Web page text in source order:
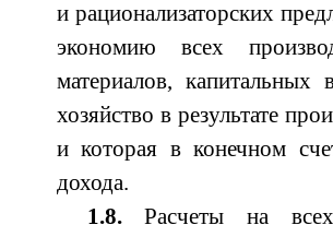
и рационализаторских
экономию всех
материалов,
хозяйство в результате
и которая в конечном
дохода.
1.8.Расчеты на всех